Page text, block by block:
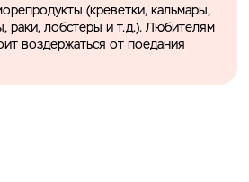
(креветки, кальмары,
раки, лобстеры и т.д.). Любителям
воздержаться от поедания